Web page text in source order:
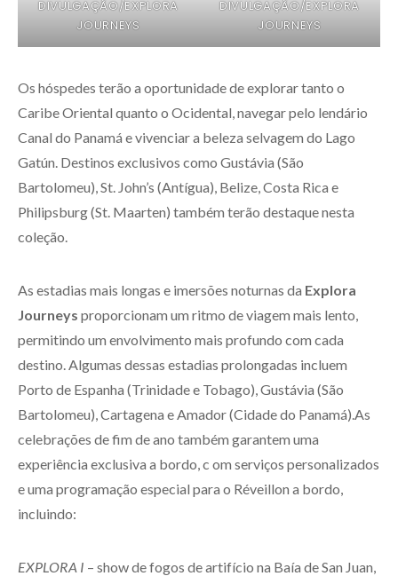
DIVULGAÇÃO/EXPLORA
JOURNEYS
DIVULGAÇÃO/EXPLORA
JOURNEYS
Os hóspedes terão a oportunidade de explorar tanto o
Caribe Oriental quanto o Ocidental, navegar pelo lendário
Canal do Panamá e vivenciar a beleza selvagem do Lago
Gatún. Destinos exclusivos como Gustávia (São
Bartolomeu), St. John’s (Antígua), Belize, Costa Rica e
Philipsburg (St. Maarten) também terão destaque nesta
coleção.
As estadias mais longas e imersões noturnas da Explora
Journeys proporcionam um ritmo de viagem mais lento,
permitindo um envolvimento mais profundo com cada
destino. Algumas dessas estadias prolongadas incluem
Porto de Espanha (Trinidade e Tobago), Gustávia (São
Bartolomeu), Cartagena e Amador (Cidade do Panamá).As
celebrações de fim de ano também garantem uma
experiência exclusiva a bordo, c om serviços personalizados
e uma programação especial para o Réveillon a bordo,
incluindo:
EXPLORA I – show de fogos de artifício na Baía de San Juan,